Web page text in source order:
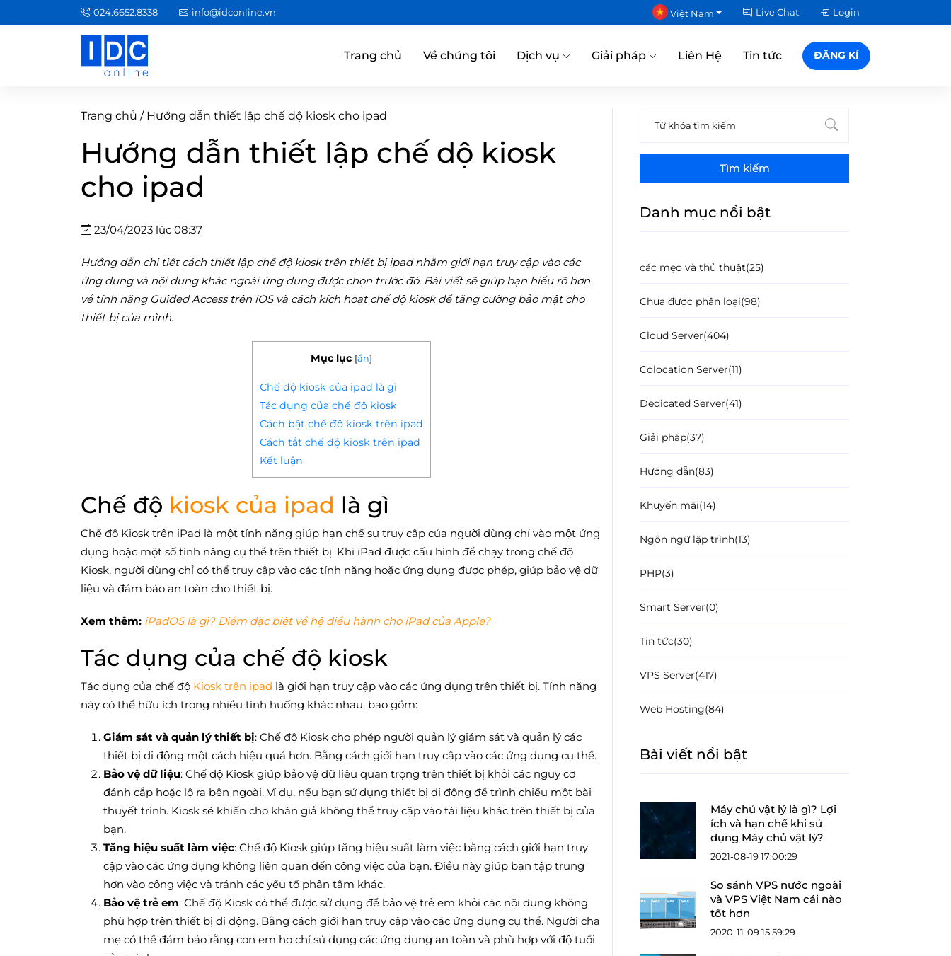
024.6652.8338 info@idconline.vn Việt Nam Live Chat Login
Trang chủ Về chúng tôi Dịch vụ Giải pháp Liên Hệ Tin tức ĐĂNG KÍ
Trang chủ / Hướng dẫn thiết lập chế dộ kiosk cho ipad
Hướng dẫn thiết lập chế dộ kiosk
cho ipad
23/04/2023 lúc 08:37
Hướng dẫn chi tiết cách thiết lập chế độ kiosk trên thiết bị ipad nhằm giới hạn truy cập vào các
ứng dụng và nội dung khác ngoài ứng dụng được chọn trước đó. Bài viết sẽ giúp bạn hiểu rõ hơn
về tính năng Guided Access trên iOS và cách kích hoạt chế độ kiosk để tăng cường bảo mật cho
thiết bị của mình.
Mục lục [ẩn]
Chế độ kiosk của ipad là gì
Tác dụng của chế độ kiosk
Cách bật chế độ kiosk trên ipad
Cách tắt chế độ kiosk trên ipad
Kết luận
Chế độ kiosk của ipad là gì
Chế độ Kiosk trên iPad là một tính năng giúp hạn chế sự truy cập của người dùng chỉ vào một ứng
dụng hoặc một số tính năng cụ thể trên thiết bị. Khi iPad được cấu hình để chạy trong chế độ
Kiosk, người dùng chỉ có thể truy cập vào các tính năng hoặc ứng dụng được phép, giúp bảo vệ dữ
liệu và đảm bảo an toàn cho thiết bị.
Xem thêm: iPadOS là gì? Điểm đặc biệt về hệ điều hành cho iPad của Apple?
Tác dụng của chế độ kiosk
Tác dụng của chế độ Kiosk trên ipad là giới hạn truy cập vào các ứng dụng trên thiết bị. Tính năng
này có thể hữu ích trong nhiều tình huống khác nhau, bao gồm:
Giám sát và quản lý thiết bị: Chế độ Kiosk cho phép người quản lý giám sát và quản lý các
thiết bị di động một cách hiệu quả hơn. Bằng cách giới hạn truy cập vào các ứng dụng cụ thể.
Bảo vệ dữ liệu: Chế độ Kiosk giúp bảo vệ dữ liệu quan trọng trên thiết bị khỏi các nguy cơ
đánh cắp hoặc lộ ra bên ngoài. Ví dụ, nếu bạn sử dụng thiết bị di động để trình chiếu một bài
thuyết trình. Kiosk sẽ khiến cho khán giả không thể truy cập vào tài liệu khác trên thiết bị của
bạn.
Tăng hiệu suất làm việc: Chế độ Kiosk giúp tăng hiệu suất làm việc bằng cách giới hạn truy
cập vào các ứng dụng không liên quan đến công việc của bạn. Điều này giúp bạn tập trung
hơn vào công việc và tránh các yếu tố phân tâm khác.
Bảo vệ trẻ em: Chế độ Kiosk có thể được sử dụng để bảo vệ trẻ em khỏi các nội dung không
phù hợp trên thiết bị di động. Bằng cách giới hạn truy cập vào các ứng dụng cụ thể. Người cha
mẹ có thể đảm bảo rằng con em họ chỉ sử dụng các ứng dụng an toàn và phù hợp với độ tuổi
Tìm kiếm
Danh mục nổi bật
các mẹo và thủ thuật(25)
Chưa được phân loại(98)
Cloud Server(404)
Colocation Server(11)
Dedicated Server(41)
Giải pháp(37)
Hướng dẫn(83)
Khuyến mãi(14)
Ngôn ngữ lập trình(13)
PHP(3)
Smart Server(0)
Tin tức(30)
VPS Server(417)
Web Hosting(84)
Bài viết nổi bật
Máy chủ vật lý là gì? Lợi
ích và hạn chế khi sử
dụng Máy chủ vật lý?
2021-08-19 17:00:29
So sánh VPS nước ngoài
và VPS Việt Nam cái nào
tốt hơn
2020-11-09 15:59:29